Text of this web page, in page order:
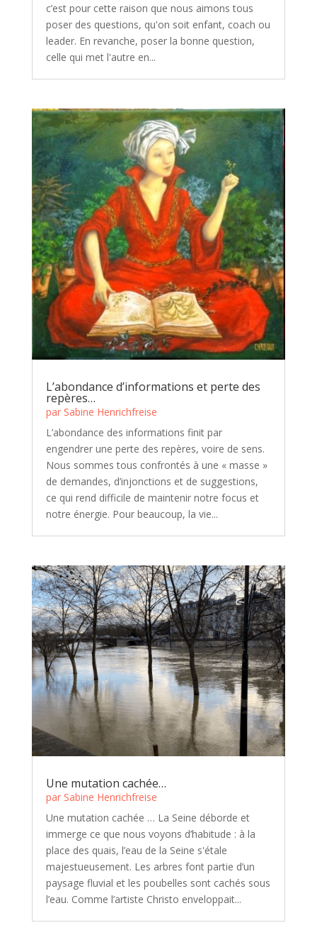
c’est pour cette raison que nous aimons tous
poser des questions, qu'on soit enfant, coach ou
leader. En revanche, poser la bonne question,
celle qui met l'autre en...
L’abondance d’informations et perte des
repères…
par Sabine Henrichfreise
L’abondance des informations finit par
engendrer une perte des repères, voire de sens.
Nous sommes tous confrontés à une « masse »
de demandes, d’injonctions et de suggestions,
ce qui rend difficile de maintenir notre focus et
notre énergie. Pour beaucoup, la vie...
Une mutation cachée…
par Sabine Henrichfreise
Une mutation cachée … La Seine déborde et
immerge ce que nous voyons d’habitude : à la
place des quais, l’eau de la Seine s'étale
majestueusement. Les arbres font partie d’un
paysage fluvial et les poubelles sont cachés sous
l’eau. Comme l’artiste Christo enveloppait...